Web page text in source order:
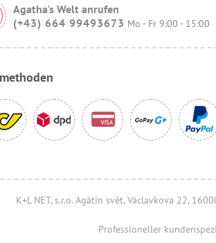
Agatha's Welt anrufen
(+43) 664 99493673 Mo - Fr 9:00 - 15:00
K+L NET, s.r.o. Agátin svět, Václavkova 22,
Professioneller